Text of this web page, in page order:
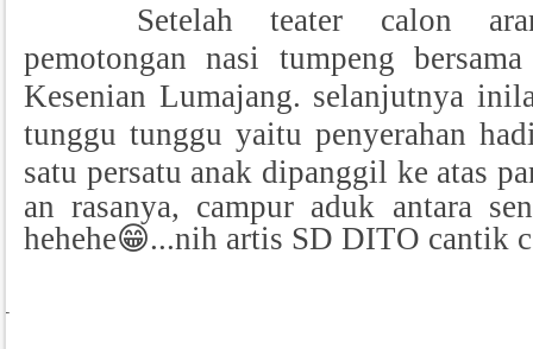
Setelah teater calon
pemotongan nasi tumpeng
Kesenian Lumajang. selanjutnya
tunggu tunggu yaitu penyerahan
satu persatu anak dipanggil ke atas
an rasanya, campur aduk antara
hehehe😁...nih artis SD DITO cantik